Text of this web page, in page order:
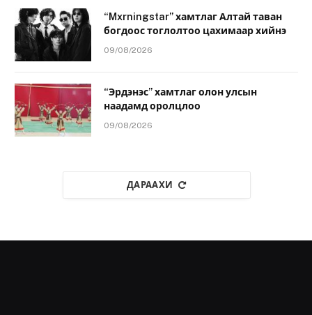
“Mxrningstar” хамтлаг Алтай таван
богдоос тоглолтоо цахимаар хийнэ
09/08/2026
“Эрдэнэс” хамтлаг олон улсын
наадамд оролцлоо
09/08/2026
ДАРААХИ